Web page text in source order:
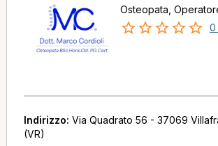
Osteopata,
0
Indirizzo: Via Quadrato 56 - 37069
(VR)